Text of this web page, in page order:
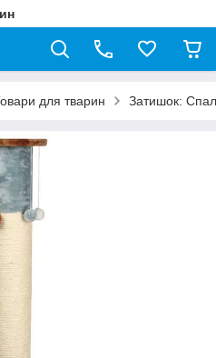
для тварин Затишок: